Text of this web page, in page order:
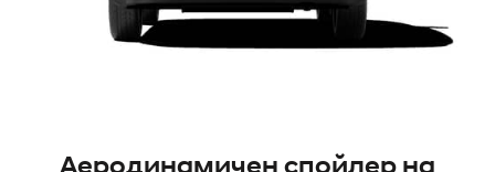
Аеродинамичен спойлер на